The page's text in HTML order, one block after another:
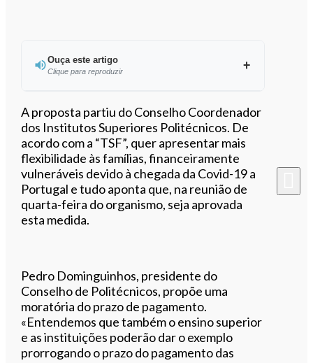
Ouça este artigo
Clique para reproduzir
Ouvir este artigo
A proposta partiu do Conselho Coordenador
dos Institutos Superiores Politécnicos. De
acordo com a “TSF”, quer apresentar mais
flexibilidade às famílias, financeiramente
vulneráveis devido à chegada da Covid-19 a
Portugal e tudo aponta que, na reunião de
quarta-feira do organismo, seja aprovada
esta medida.
Pedro Dominguinhos, presidente do
Conselho de Politécnicos, propõe uma
moratória do prazo de pagamento.
«Entendemos que também o ensino superior
e as instituições poderão dar o exemplo
prorrogando o prazo do pagamento das